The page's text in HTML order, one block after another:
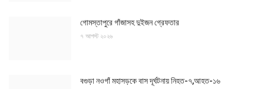
গোমস্তাপুরে গাঁজাসহ দুইজন গ্রেফতার
৭ আগস্ট ২০২৬
বগুড়া নওগাঁ মহাসড়কে বাস দূর্ঘটনায় নিহত-৭,আহত-১৬